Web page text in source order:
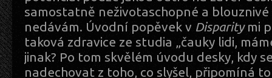
samostatně neživotaschopné a blouznivé
nedávám. Úvodní popěvek v Disparity mi
taková zdravice ze studia „čauky lidi,
jinak? Po tom skvělém úvodu desky, kdy
nadechovat z toho, co slyšel, připomíná